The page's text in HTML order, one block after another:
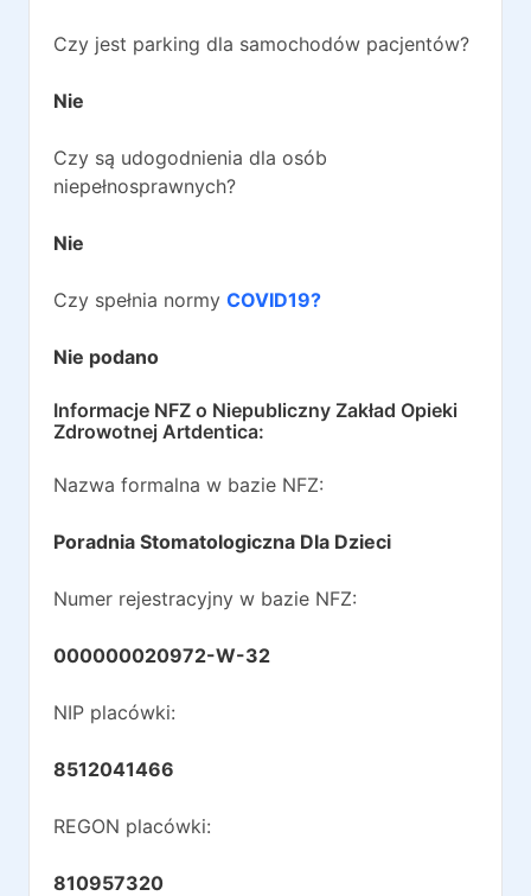
Czy jest parking dla samochodów pacjentów?
Nie
Czy są udogodnienia dla osób
niepełnosprawnych?
Nie
Czy spełnia normy COVID19?
Nie podano
Informacje NFZ o Niepubliczny Zakład Opieki
Zdrowotnej Artdentica:
Nazwa formalna w bazie NFZ:
Poradnia Stomatologiczna Dla Dzieci
Numer rejestracyjny w bazie NFZ:
000000020972-W-32
NIP placówki:
8512041466
REGON placówki:
810957320